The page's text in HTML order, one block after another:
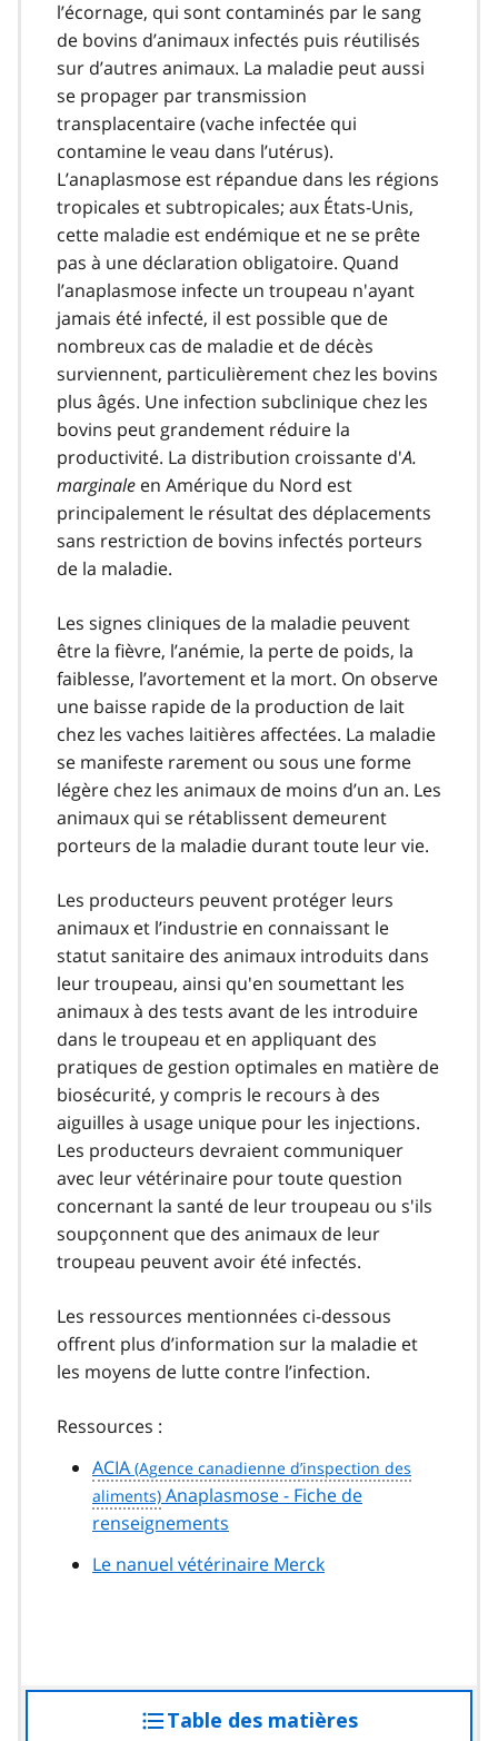
l’écornage, qui sont contaminés par le sang
de bovins d’animaux infectés puis réutilisés
sur d’autres animaux. La maladie peut aussi
se propager par transmission
transplacentaire (vache infectée qui
contamine le veau dans l’utérus).
L’anaplasmose est répandue dans les régions
tropicales et subtropicales; aux États-Unis,
cette maladie est endémique et ne se prête
pas à une déclaration obligatoire. Quand
l’anaplasmose infecte un troupeau n'ayant
jamais été infecté, il est possible que de
nombreux cas de maladie et de décès
surviennent, particulièrement chez les bovins
plus âgés. Une infection subclinique chez les
bovins peut grandement réduire la
productivité. La distribution croissante d'A.
marginale en Amérique du Nord est
principalement le résultat des déplacements
sans restriction de bovins infectés porteurs
de la maladie.
Les signes cliniques de la maladie peuvent
être la fièvre, l’anémie, la perte de poids, la
faiblesse, l’avortement et la mort. On observe
une baisse rapide de la production de lait
chez les vaches laitières affectées. La maladie
se manifeste rarement ou sous une forme
légère chez les animaux de moins d’un an. Les
animaux qui se rétablissent demeurent
porteurs de la maladie durant toute leur vie.
Les producteurs peuvent protéger leurs
animaux et l’industrie en connaissant le
statut sanitaire des animaux introduits dans
leur troupeau, ainsi qu'en soumettant les
animaux à des tests avant de les introduire
dans le troupeau et en appliquant des
pratiques de gestion optimales en matière de
biosécurité, y compris le recours à des
aiguilles à usage unique pour les injections.
Les producteurs devraient communiquer
avec leur vétérinaire pour toute question
concernant la santé de leur troupeau ou s'ils
soupçonnent que des animaux de leur
troupeau peuvent avoir été infectés.
Les ressources mentionnées ci-dessous
offrent plus d’information sur la maladie et
les moyens de lutte contre l’infection.
Ressources :
ACIA
Anaplasmose - Fiche de
renseignements
Le nanuel vétérinaire Merck
Table des matières